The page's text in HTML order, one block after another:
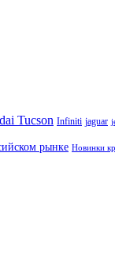
Tucson Infiniti jaguar
рынке Новинки